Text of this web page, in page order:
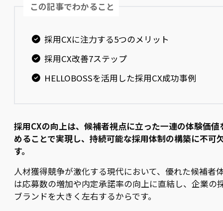
この記事でわかること
採用CXに注力する5つのメリット
採用CX改善7ステップ
HELLOBOSSを活用した採用CX成功事例
採用CXの向上は、候補者視点に立った一連の体験価値
めることで実現し、持続可能な採用体制の構築に不可
す。
人材獲得競争が激化する現代において、優れた候補者
は応募数の増加や内定承諾率の向上に直結し、企業の
ブランドを大きく左右するからです。